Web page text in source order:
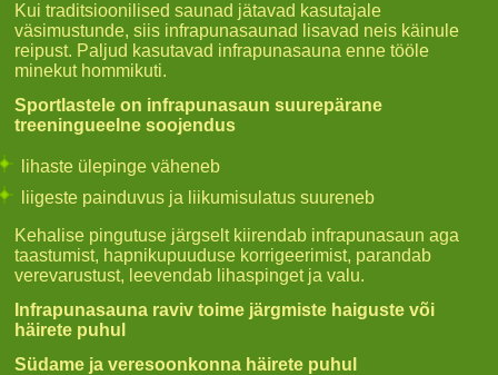
Kui traditsioonilised saunad jätavad kasutajale
väsimustunde, siis infrapunasaunad lisavad neis käinule
reipust. Paljud kasutavad infrapunasauna enne tööle
minekut hommikuti.
Sportlastele on infrapunasaun suurepärane
treeningueelne soojendus
lihaste ülepinge väheneb
liigeste painduvus ja liikumisulatus suureneb
Kehalise pingutuse järgselt kiirendab infrapunasaun aga
taastumist, hapnikupuuduse korrigeerimist, parandab
verevarustust, leevendab lihaspinget ja valu.
Infrapunasauna raviv toime järgmiste haiguste või
häirete puhul
Südame ja veresoonkonna häirete puhul